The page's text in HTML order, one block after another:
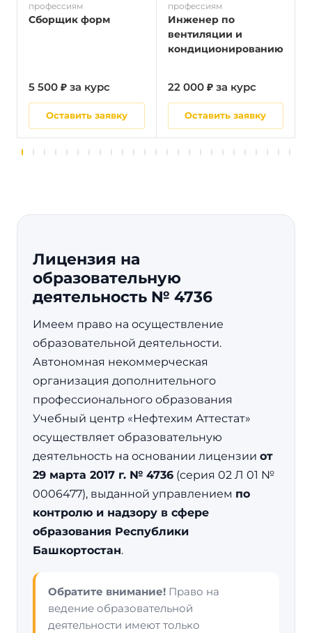
профессиям
Сборщик форм
5 500 ₽ за курс
Оставить заявку
профессиям
Инженер по
вентиляции и
кондиционированию
22 000 ₽ за курс
Оставить заявку
Лицензия на
образовательную
деятельность № 4736
Имеем право на осуществление
образовательной деятельности.
Автономная некоммерческая
организация дополнительного
профессионального образования
Учебный центр «Нефтехим Аттестат»
осуществляет образовательную
деятельность на основании лицензии от
29 марта 2017 г. № 4736 (серия 02 Л 01 №
0006477), выданной управлением по
контролю и надзору в сфере
образования Республики
Башкортостан.
Обратите внимание! Право на
ведение образовательной
деятельности имеют только